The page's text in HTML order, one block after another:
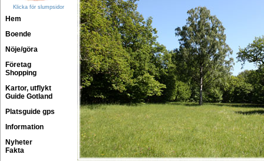
Klicka för slumpsidor
Hem
Boende
Nöje/göra
Företag
Shopping
Kartor, utflykt
Guide Gotland
Platsguide gps
Information
Nyheter
Fakta